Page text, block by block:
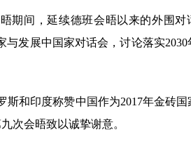
间，延续德班会晤以来的外围对
与发展中国家对话会，讨论落实
和印度称赞中国作为2017年金砖国
次会晤致以诚挚谢意。